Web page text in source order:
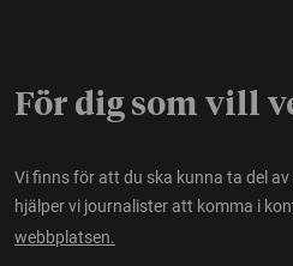
För dig som vill
Vi finns för att du ska kunna ta del
hjälper vi journalister att komma i
webbplatsen.